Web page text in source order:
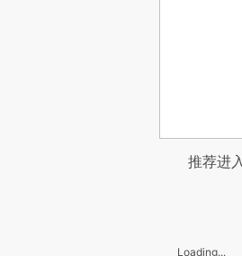
推荐进
Loading...